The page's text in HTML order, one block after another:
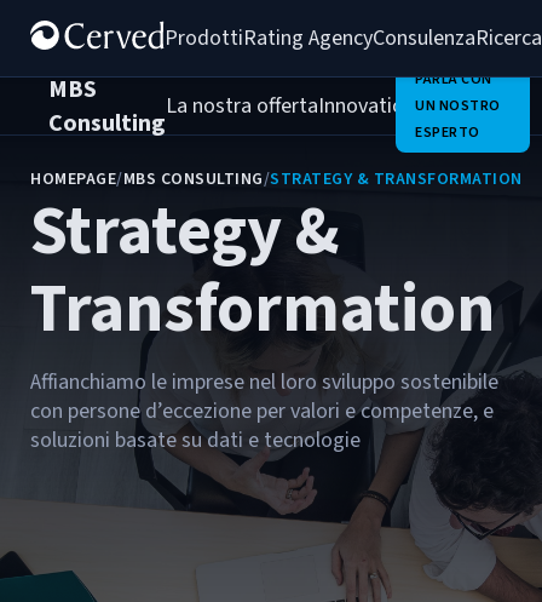
ProdottiRating AgencyConsulenza
MBS
Consulting
La nostra offertaInnovation TeamChi
PARLA CON
UN NOSTRO
ESPERTO
HOMEPAGE/MBS CONSULTING/STRATEGY & TRANSFORMATION
Strategy &
Transformation
Affianchiamo le imprese nel loro sviluppo sostenibile
con persone d’eccezione per valori e competenze, e
soluzioni basate su dati e tecnologie